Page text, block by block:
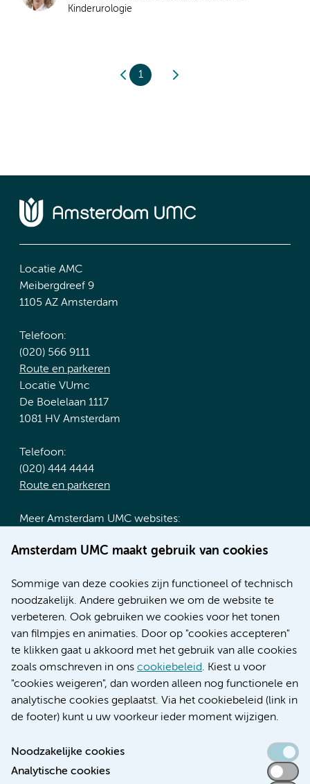
Amsterdam UMC maakt gebruik van cookies
Sommige van deze cookies zijn functioneel of technisch
noodzakelijk. Andere gebruiken we om de website te
verbeteren. Ook gebruiken we cookies voor het tonen
van filmpjes en animaties. Door op "cookies accepteren"
te klikken gaat u akkoord met het gebruik van alle cookies
zoals omschreven in ons cookiebeleid. Kiest u voor
"cookies weigeren", dan worden alleen nog functionele en
analytische cookies geplaatst. Via het cookiebeleid (link in
de footer) kunt u uw voorkeur ieder moment wijzigen.
Noodzakelijke cookies
Analytische cookies
Kinderurologie
1
Locatie AMC
Meibergdreef 9
1105 AZ Amsterdam
Telefoon:
(020) 566 9111
Route en parkeren
Locatie VUmc
De Boelelaan 1117
1081 HV Amsterdam
Telefoon:
(020) 444 4444
Route en parkeren
Meer Amsterdam UMC websites:
Werken bij Amsterdam UMC
Nieuws
Research
Educatie locatie AMC
Educatie locatie VUmc
Verwijzen & diagnostiek
Toegankelijkheidsverklaring